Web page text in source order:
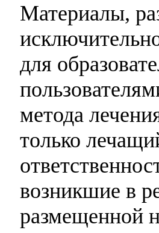
Материалы,
для
метода
только
возникшие в
размещенной